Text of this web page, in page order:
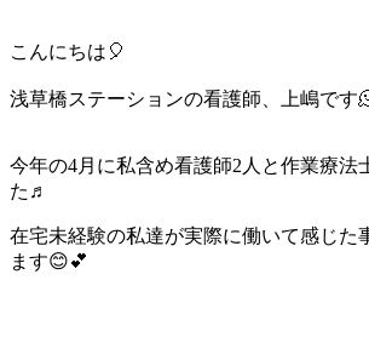
こんにちは🎈
浅草橋ステーションの看護師、上嶋です
今年の4月に私含め看護師2人と作業療法
た♬
在宅未経験の私達が実際に働いて感じた
ます😊💕